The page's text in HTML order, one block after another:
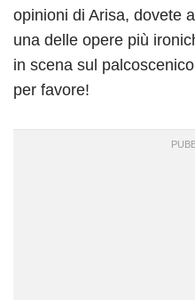
opinioni di Arisa, dovete
una delle opere più
in scena sul
per favore!